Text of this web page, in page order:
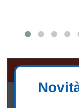
Sessions